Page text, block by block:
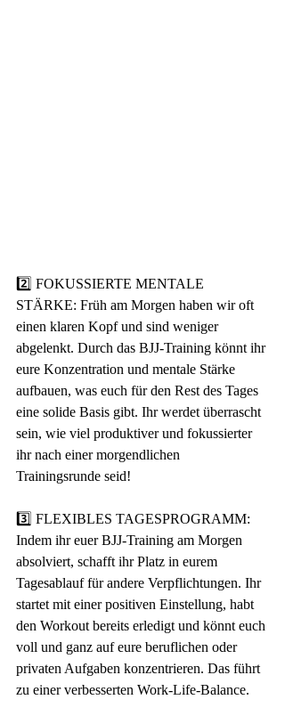
2️⃣ FOKUSSIERTE MENTALE
STÄRKE: Früh am Morgen haben wir oft
einen klaren Kopf und sind weniger
abgelenkt. Durch das BJJ-Training könnt ihr
eure Konzentration und mentale Stärke
aufbauen, was euch für den Rest des Tages
eine solide Basis gibt. Ihr werdet überrascht
sein, wie viel produktiver und fokussierter
ihr nach einer morgendlichen
Trainingsrunde seid!
3️⃣ FLEXIBLES TAGESPROGRAMM:
Indem ihr euer BJJ-Training am Morgen
absolviert, schafft ihr Platz in eurem
Tagesablauf für andere Verpflichtungen. Ihr
startet mit einer positiven Einstellung, habt
den Workout bereits erledigt und könnt euch
voll und ganz auf eure beruflichen oder
privaten Aufgaben konzentrieren. Das führt
zu einer verbesserten Work-Life-Balance.